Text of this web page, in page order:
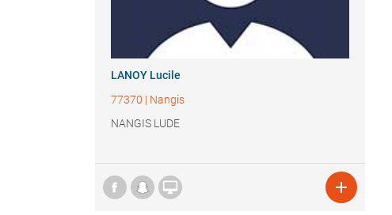
LANOY Lucile
77370 | Nangis
NANGIS LUDE
 